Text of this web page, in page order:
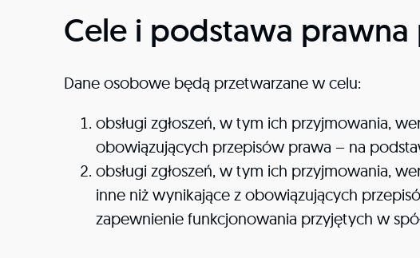
Cele i podstawa prawna
Dane osobowe będą przetwarzane w celu:
obsługi zgłoszeń, w tym ich przyjmowania,
obowiązujących przepisów prawa – na
obsługi zgłoszeń, w tym ich przyjmowania,
inne niż wynikające z obowiązujących
zapewnienie funkcjonowania przyjętych w